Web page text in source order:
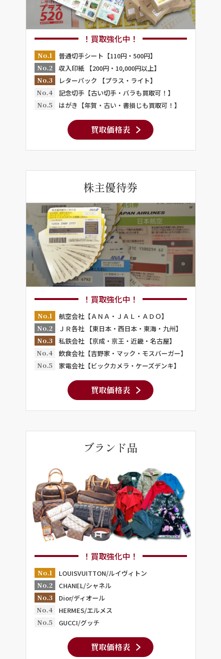
！買取強化中！
No.1
普通切手シート【110円・500円】
No.2
収入印紙 【200円・10,000円以上】
No.3
レターパック 【プラス・ライト】
No.4
記念切手【古い切手・バラも買取可！】
No.5
はがき【年賀・古い・書損じも買取可！】
買取価格表
株主優待券
！買取強化中！
No.1
航空会社【ＡＮＡ・ＪＡＬ・ＡＤＯ】
No.2
ＪＲ各社 【東日本・西日本・東海・九州】
No.3
私鉄会社 【京成・京王・近畿・名古屋】
No.4
飲食会社【吉野家・マック・モスバーガー】
No.5
家電会社【ビックカメラ・ケーズデンキ】
買取価格表
ブランド品
！買取強化中！
No.1
LOUISVUITTON/ルイヴィトン
No.2
CHANEL/シャネル
No.3
Dior/ディオール
No.4
HERMES/エルメス
No.5
GUCCI/グッチ
買取価格表